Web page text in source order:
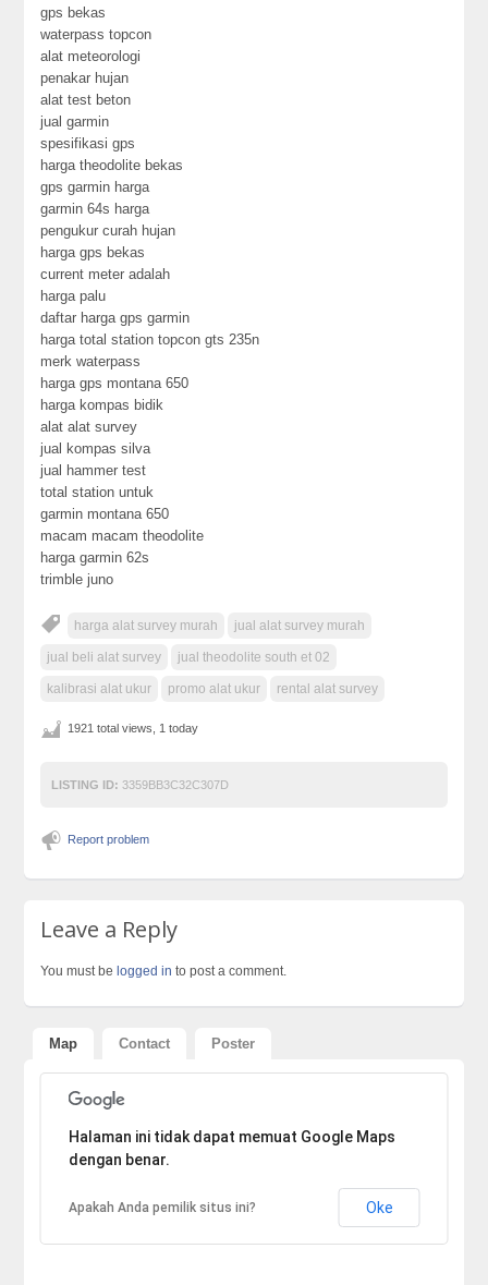
gps bekas
waterpass topcon
alat meteorologi
penakar hujan
alat test beton
jual garmin
spesifikasi gps
harga theodolite bekas
gps garmin harga
garmin 64s harga
pengukur curah hujan
harga gps bekas
current meter adalah
harga palu
daftar harga gps garmin
harga total station topcon gts 235n
merk waterpass
harga gps montana 650
harga kompas bidik
alat alat survey
jual kompas silva
jual hammer test
total station untuk
garmin montana 650
macam macam theodolite
harga garmin 62s
trimble juno
harga alat survey murah jual alat survey murah
jual beli alat survey jual theodolite south et 02
kalibrasi alat ukur promo alat ukur rental alat survey
1921 total views, 1 today
LISTING ID: 3359BB3C32C307D
Report problem
Leave a Reply
You must be logged in to post a comment.
Map Contact Poster
Sorry, the address could not be found.
Halaman ini tidak dapat memuat Google Maps
dengan benar.
Apakah Anda pemilik situs ini? Oke